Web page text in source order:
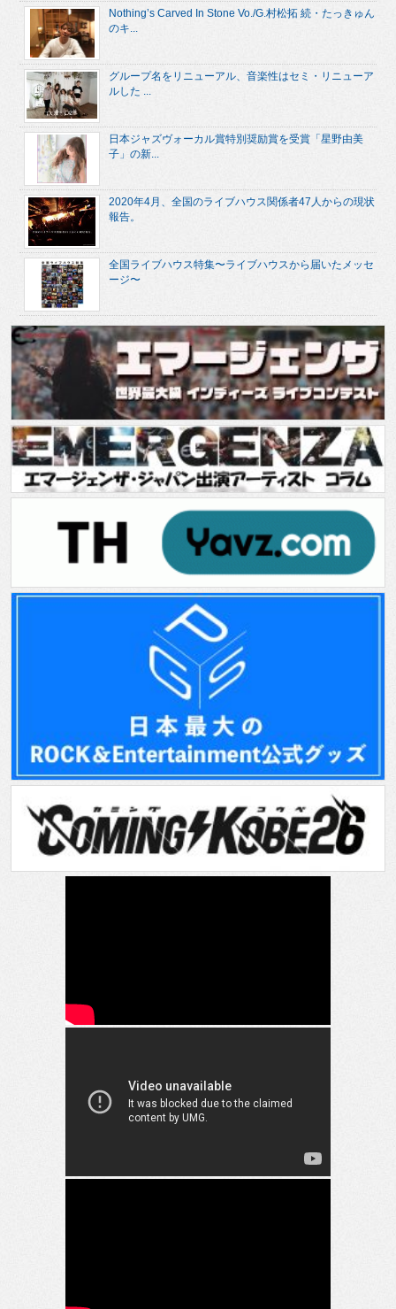
Nothing’s Carved In Stone Vo./G.村松拓 続・たっきゅん
のキ...
グループ名をリニューアル、音楽性はセミ・リニューア
ルした ...
日本ジャズヴォーカル賞特別奨励賞を受賞「星野由美
子」の新...
2020年4月、全国のライブハウス関係者47人からの現状
報告。
全国ライブハウス特集〜ライブハウスから届いたメッセ
ージ〜